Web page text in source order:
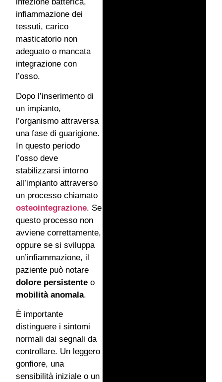
infezione batterica,
infiammazione dei
tessuti, carico
masticatorio non
adeguato o mancata
integrazione con
l’osso.
Dopo l’inserimento di
un impianto,
l’organismo attraversa
una fase di guarigione.
In questo periodo
l’osso deve
stabilizzarsi intorno
all’impianto attraverso
un processo chiamato
osteointegrazione. Se
questo processo non
avviene correttamente,
oppure se si sviluppa
un’infiammazione, il
paziente può notare
dolore persistente o
mobilità anomala.
È importante
distinguere i sintomi
normali dai segnali da
controllare. Un leggero
gonfiore, una
sensibilità iniziale o un